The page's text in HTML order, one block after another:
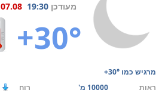
מעודכן 19:30
07.08
+30°
מרגיש כמו +30°
ראות
10000 מ' רוח